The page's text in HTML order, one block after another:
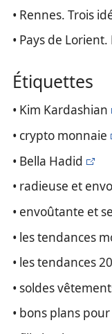
• Rennes. Trois
• Pays de
Étiquettes
• Kim Kardashian
• crypto monnaie
• Bella Hadid
• radieuse et
• envoûtante et
• les tendances
• les tendances
• soldes
• bons plans